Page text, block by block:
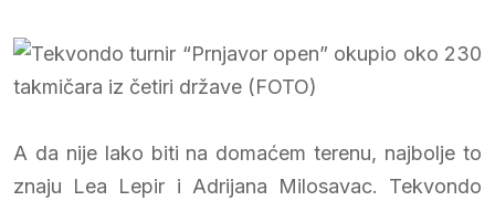
A da nije lako biti na domaćem terenu, najbolje to
znaju Lea Lepir i Adrijana Milosavac. Tekvondo